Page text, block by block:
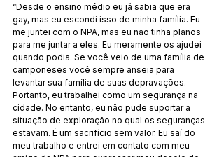
“Desde o ensino médio eu já sabia que era
gay, mas eu escondi isso de minha família. Eu
me juntei com o NPA, mas eu não tinha planos
para me juntar a eles. Eu meramente os ajudei
quando podia. Se você veio de uma família de
camponeses você sempre anseia para
levantar sua família de suas depravações.
Portanto, eu trabalhei como um segurança na
cidade. No entanto, eu não pude suportar a
situação de exploração no qual os seguranças
estavam. É um sacrifício sem valor. Eu saí do
meu trabalho e entrei em contato com meu